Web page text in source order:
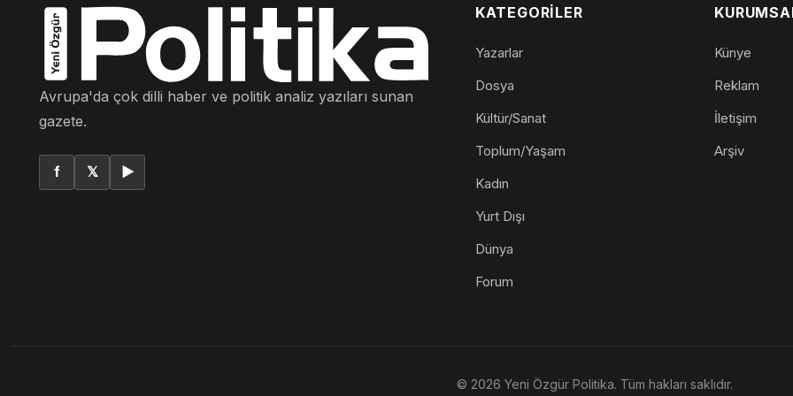
Avrupa'da çok dilli haber ve politik analiz yazıları sunan
gazete.
f 𝕏 ▶
KATEGORILER
Yazarlar
Dosya
Kültür/Sanat
Toplum/Yaşam
Kadın
Yurt Dışı
Dünya
Forum
Künye
Reklam
İletişim
Arşiv
© 2026 Yeni Özgür Politika. Tüm hakları saklıdır.